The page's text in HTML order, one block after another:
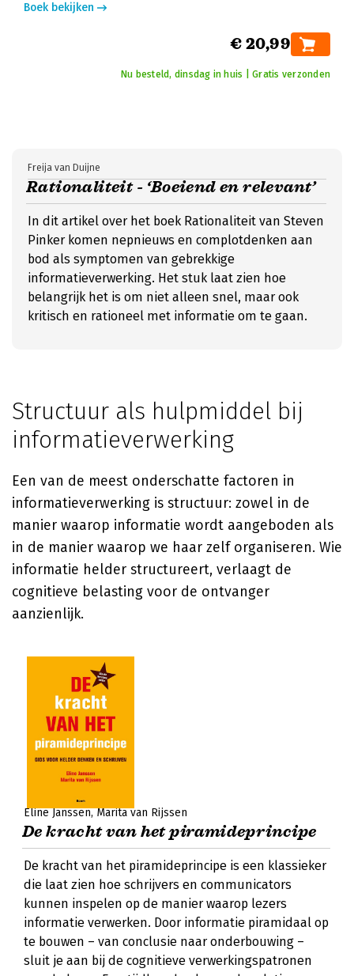
Boek bekijken
€ 20,99
Nu besteld, dinsdag in huis | Gratis verzonden
Rationaliteit - ‘Boeiend en relevant’
Freija van Duijne
In dit artikel over het boek Rationaliteit van Steven
Pinker komen nepnieuws en complotdenken aan
bod als symptomen van gebrekkige
informatieverwerking. Het stuk laat zien hoe
belangrijk het is om niet alleen snel, maar ook
kritisch en rationeel met informatie om te gaan.
Structuur als hulpmiddel bij
informatieverwerking
Een van de meest onderschatte factoren in
informatieverwerking is structuur: zowel in de
manier waarop informatie wordt aangeboden als
in de manier waarop we haar zelf organiseren. Wie
informatie helder structureert, verlaagt de
cognitieve belasting voor de ontvanger
aanzienlijk.
Eline Janssen Marita van Rijssen
De kracht van het piramideprincipe
De kracht van het piramideprincipe is een klassieker
die laat zien hoe schrijvers en communicators
kunnen inspelen op de manier waarop lezers
informatie verwerken. Door informatie piramidaal op
te bouwen – van conclusie naar onderbouwing –
sluit je aan bij de cognitieve verwerkingspatronen